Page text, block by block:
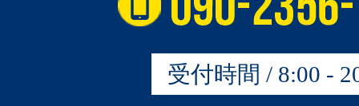
受付時間 / 8:00 -